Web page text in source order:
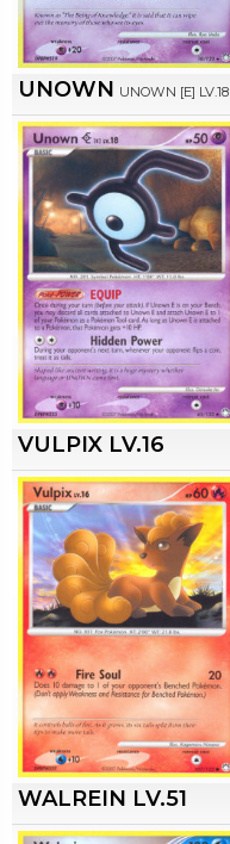
UNOWN UNOWN [E] LV.18
VULPIX LV.16
WALREIN LV.51